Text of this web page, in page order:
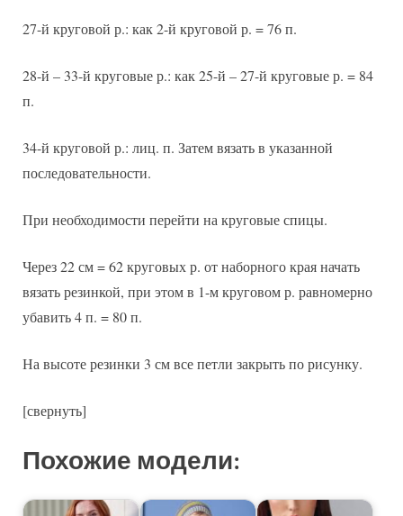
27-й круговой р.: как 2-й круговой р. = 76 п.
28-й – 33-й круговые р.: как 25-й – 27-й круговые р. = 84
п.
34-й круговой р.: лиц. п. Затем вязать в указанной
последовательности.
При необходимости перейти на круговые спицы.
Через 22 см = 62 круговых р. от наборного края начать
вязать резинкой, при этом в 1-м круговом р. равномерно
убавить 4 п. = 80 п.
На высоте резинки 3 см все петли закрыть по рисунку.
[свернуть]
Похожие модели: